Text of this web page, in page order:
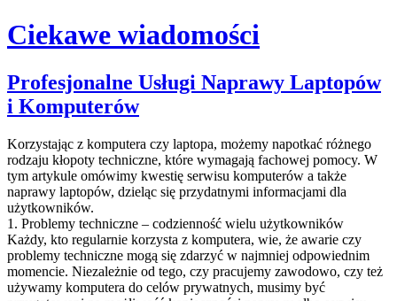
Ciekawe wiadomości
Skip
to
content
Profesjonalne Usługi Naprawy Laptopów
i Komputerów
Korzystając z komputera czy laptopa, możemy napotkać różnego
rodzaju kłopoty techniczne, które wymagają fachowej pomocy. W
tym artykule omówimy kwestię serwisu komputerów a także
naprawy laptopów, dzieląc się przydatnymi informacjami dla
użytkowników.
1. Problemy techniczne – codzienność wielu użytkowników
Każdy, kto regularnie korzysta z komputera, wie, że awarie czy
problemy techniczne mogą się zdarzyć w najmniej odpowiednim
momencie. Niezależnie od tego, czy pracujemy zawodowo, czy też
używamy komputera do celów prywatnych, musimy być